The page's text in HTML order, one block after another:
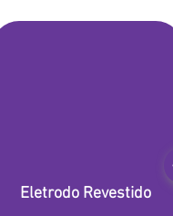
Eletrodo Revestido